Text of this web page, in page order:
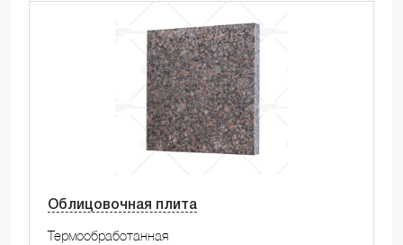
Облицовочная плита
Термообработанная